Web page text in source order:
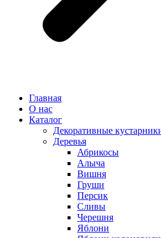
Главная
О нас
Каталог
Декоративные
Деревья
Абрикосы
Алыча
Вишня
Груши
Персик
Сливы
Черешня
Яблони